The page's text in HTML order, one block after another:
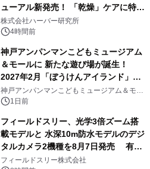
ューアル新発売！ 「乾燥」ケアに特化
し、ライン使いで潤いに満ちた肌へ
株式会社ハーバー研究所
4時間前
神戸アンパンマンこどもミュージアム
＆モールに 新たな遊び場が誕生！
2027年2月「ぼうけんアイランド」が
オープン
神戸アンパンマンこどもミュージアム＆モー
ル 1日前
フィールドスリー、光学3倍ズーム搭
載モデルと 水深10m防水モデルのデジ
タルカメラ2機種を8月7日発売 有効
約1300万画素、用途別に選べるコンデ
フィールドスリー株式会社